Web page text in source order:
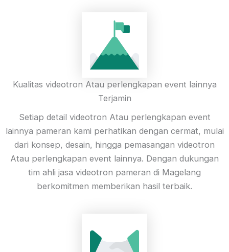
Kualitas videotron Atau perlengkapan event lainnya
Terjamin
Setiap detail videotron Atau perlengkapan event
lainnya pameran kami perhatikan dengan cermat, mulai
dari konsep, desain, hingga pemasangan videotron
Atau perlengkapan event lainnya. Dengan dukungan
tim ahli jasa videotron pameran di Magelang
berkomitmen memberikan hasil terbaik.